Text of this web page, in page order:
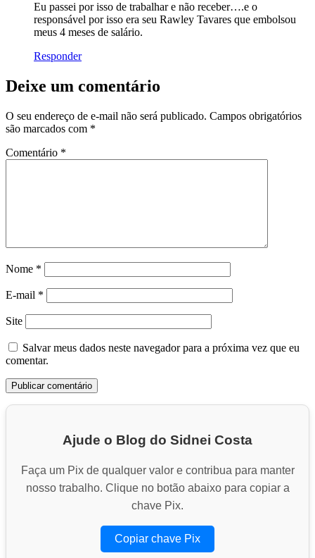
Eu passei por isso de trabalhar e não receber….e o
responsável por isso era seu Rawley Tavares que embolsou
meus 4 meses de salário.
Responder
Deixe um comentário
O seu endereço de e-mail não será publicado. Campos obrigatórios
são marcados com *
Comentário *
Nome *
E-mail *
Site
Salvar meus dados neste navegador para a próxima vez que eu
comentar.
Ajude o Blog do Sidnei Costa
Faça um Pix de qualquer valor e contribua para manter
nosso trabalho. Clique no botão abaixo para copiar a
chave Pix.
Copiar chave Pix